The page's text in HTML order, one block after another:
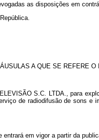
as disposições em
A QUE SE REFERE O
S.C. LTDA., para
de radiodifusão de sons
em vigor a partir da